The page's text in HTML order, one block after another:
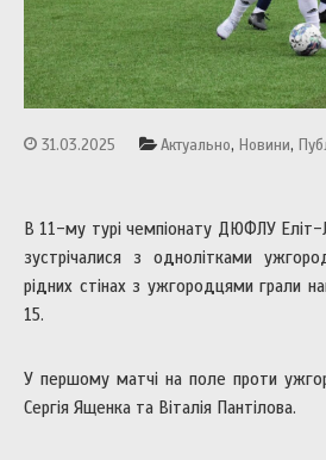
31.03.2025 Актуально, Новини,
В 11-му турі чемпіонату ДЮФЛУ Еліт-
зустрічалися з однолітками
рідних стінах з ужгородцями грали
15.
У першому матчі на поле проти
Сергія Ященка та Віталія Пантілова.